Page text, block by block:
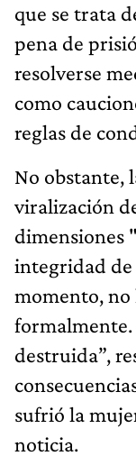
que se trata
pena de
resolverse
como
reglas de
No obstante,
viralización
dimensiones
integridad de
momento,
formalmente.
destruida”,
sufrió la
noticia.